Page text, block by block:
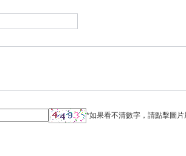
*如果看不清數字，請點擊圖